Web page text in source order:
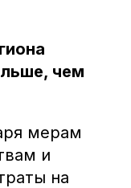
чем
мерам
и
на